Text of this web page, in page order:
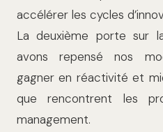
accélérer les cycles
La deuxième porte sur
avons repensé nos
gagner en réactivité et
que rencontrent les
management.